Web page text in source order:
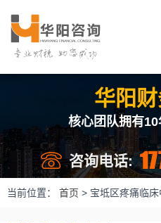
华阳
核心团队拥有
咨询电话:
当前位置： 首页 > 宝坻区疼痛临